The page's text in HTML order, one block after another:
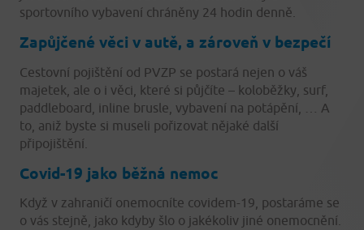
sportovního vybavení chráněny 24 hodin denně.
Zapůjčené věci v autě, a zároveň v bezpečí
Cestovní pojištění od PVZP se postará nejen o váš
majetek, ale o i věci, které si půjčíte – koloběžky, surf,
paddleboard, inline brusle, vybavení na potápění, … A
to, aniž byste si museli pořizovat nějaké další
připojištění.
Covid-19 jako běžná nemoc
Když v zahraničí onemocníte covidem-19, postaráme se
o vás stejně, jako kdyby šlo o jakékoliv jiné onemocnění.